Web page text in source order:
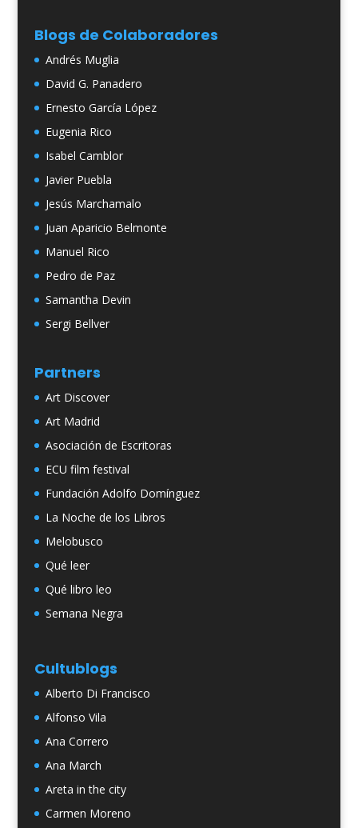
Blogs de Colaboradores
Andrés Muglia
David G. Panadero
Ernesto García López
Eugenia Rico
Isabel Camblor
Javier Puebla
Jesús Marchamalo
Juan Aparicio Belmonte
Manuel Rico
Pedro de Paz
Samantha Devin
Sergi Bellver
Partners
Art Discover
Art Madrid
Asociación de Escritoras
ECU film festival
Fundación Adolfo Domínguez
La Noche de los Libros
Melobusco
Qué leer
Qué libro leo
Semana Negra
Cultublogs
Alberto Di Francisco
Alfonso Vila
Ana Correro
Ana March
Areta in the city
Carmen Moreno